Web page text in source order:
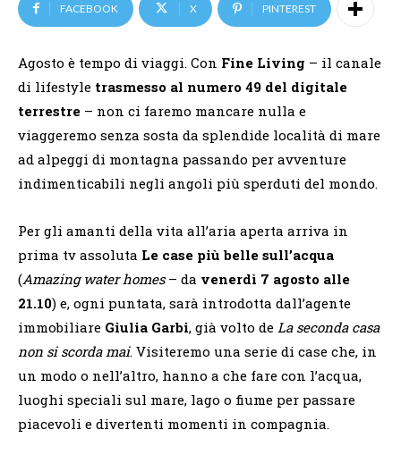
FACEBOOK X PINTEREST
Agosto è tempo di viaggi. Con Fine Living – il canale
di lifestyle trasmesso al numero 49 del digitale
terrestre – non ci faremo mancare nulla e
viaggeremo senza sosta da splendide località di mare
ad alpeggi di montagna passando per avventure
indimenticabili negli angoli più sperduti del mondo.
Per gli amanti della vita all’aria aperta arriva in
prima tv assoluta Le case più belle sull’acqua
(Amazing water homes– da venerdì 7 agosto alle
21.10) e, ogni puntata, sarà introdotta dall’agente
immobiliare Giulia Garbi, già volto de La seconda casa
non si scorda mai. Visiteremo una serie di case che, in
un modo o nell’altro, hanno a che fare con l’acqua,
luoghi speciali sul mare, lago o fiume per passare
piacevoli e divertenti momenti in compagnia.